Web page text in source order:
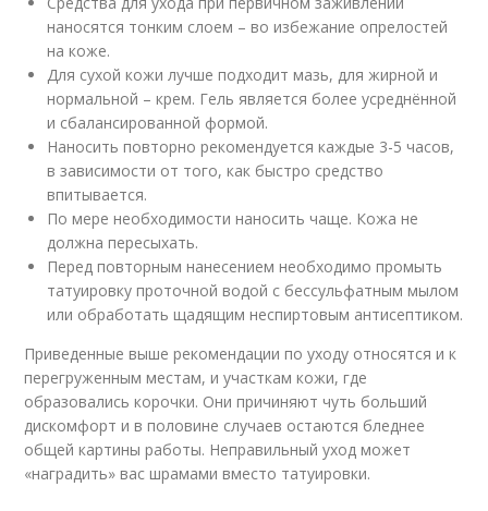
наносятся тонким слоем – во избежание опрелостей
на коже.
Для сухой кожи лучше подходит мазь, для жирной и
нормальной – крем. Гель является более усреднённой
и сбалансированной формой.
Наносить повторно рекомендуется каждые 3-5 часов,
в зависимости от того, как быстро средство
впитывается.
По мере необходимости наносить чаще. Кожа не
должна пересыхать.
Перед повторным нанесением необходимо промыть
татуировку проточной водой с бессульфатным мылом
или обработать щадящим неспиртовым антисептиком.
Приведенные выше рекомендации по уходу относятся и к
перегруженным местам, и участкам кожи, где
образовались корочки. Они причиняют чуть больший
дискомфорт и в половине случаев остаются бледнее
общей картины работы. Неправильный уход может
«наградить» вас шрамами вместо татуировки.